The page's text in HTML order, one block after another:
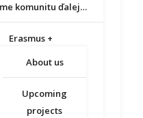
komunitu ďalej…
Erasmus +
About us
Upcoming
projects